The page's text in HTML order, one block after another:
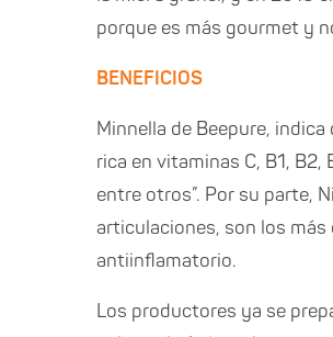
porque es más gourmet y
BENEFICIOS
Minnella de Beepure,
rica en vitaminas C, B1,
entre otros”. Por su parte,
articulaciones, son los
antiinflamatorio.
Los productores ya se